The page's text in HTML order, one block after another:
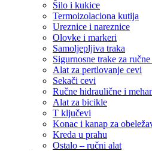
Šilo i kukice
Termoizolaciona kutija
Ureznice i nareznice
Olovke i markeri
Samoljepljiva traka
Sigurnosne trake za ručne
Alat za pertlovanje cevi
Sekači cevi
Ručne hidraulične i
Alat za bicikle
T ključevi
Konac i kanap za
Kreda u prahu
Ostalo – ručni alat